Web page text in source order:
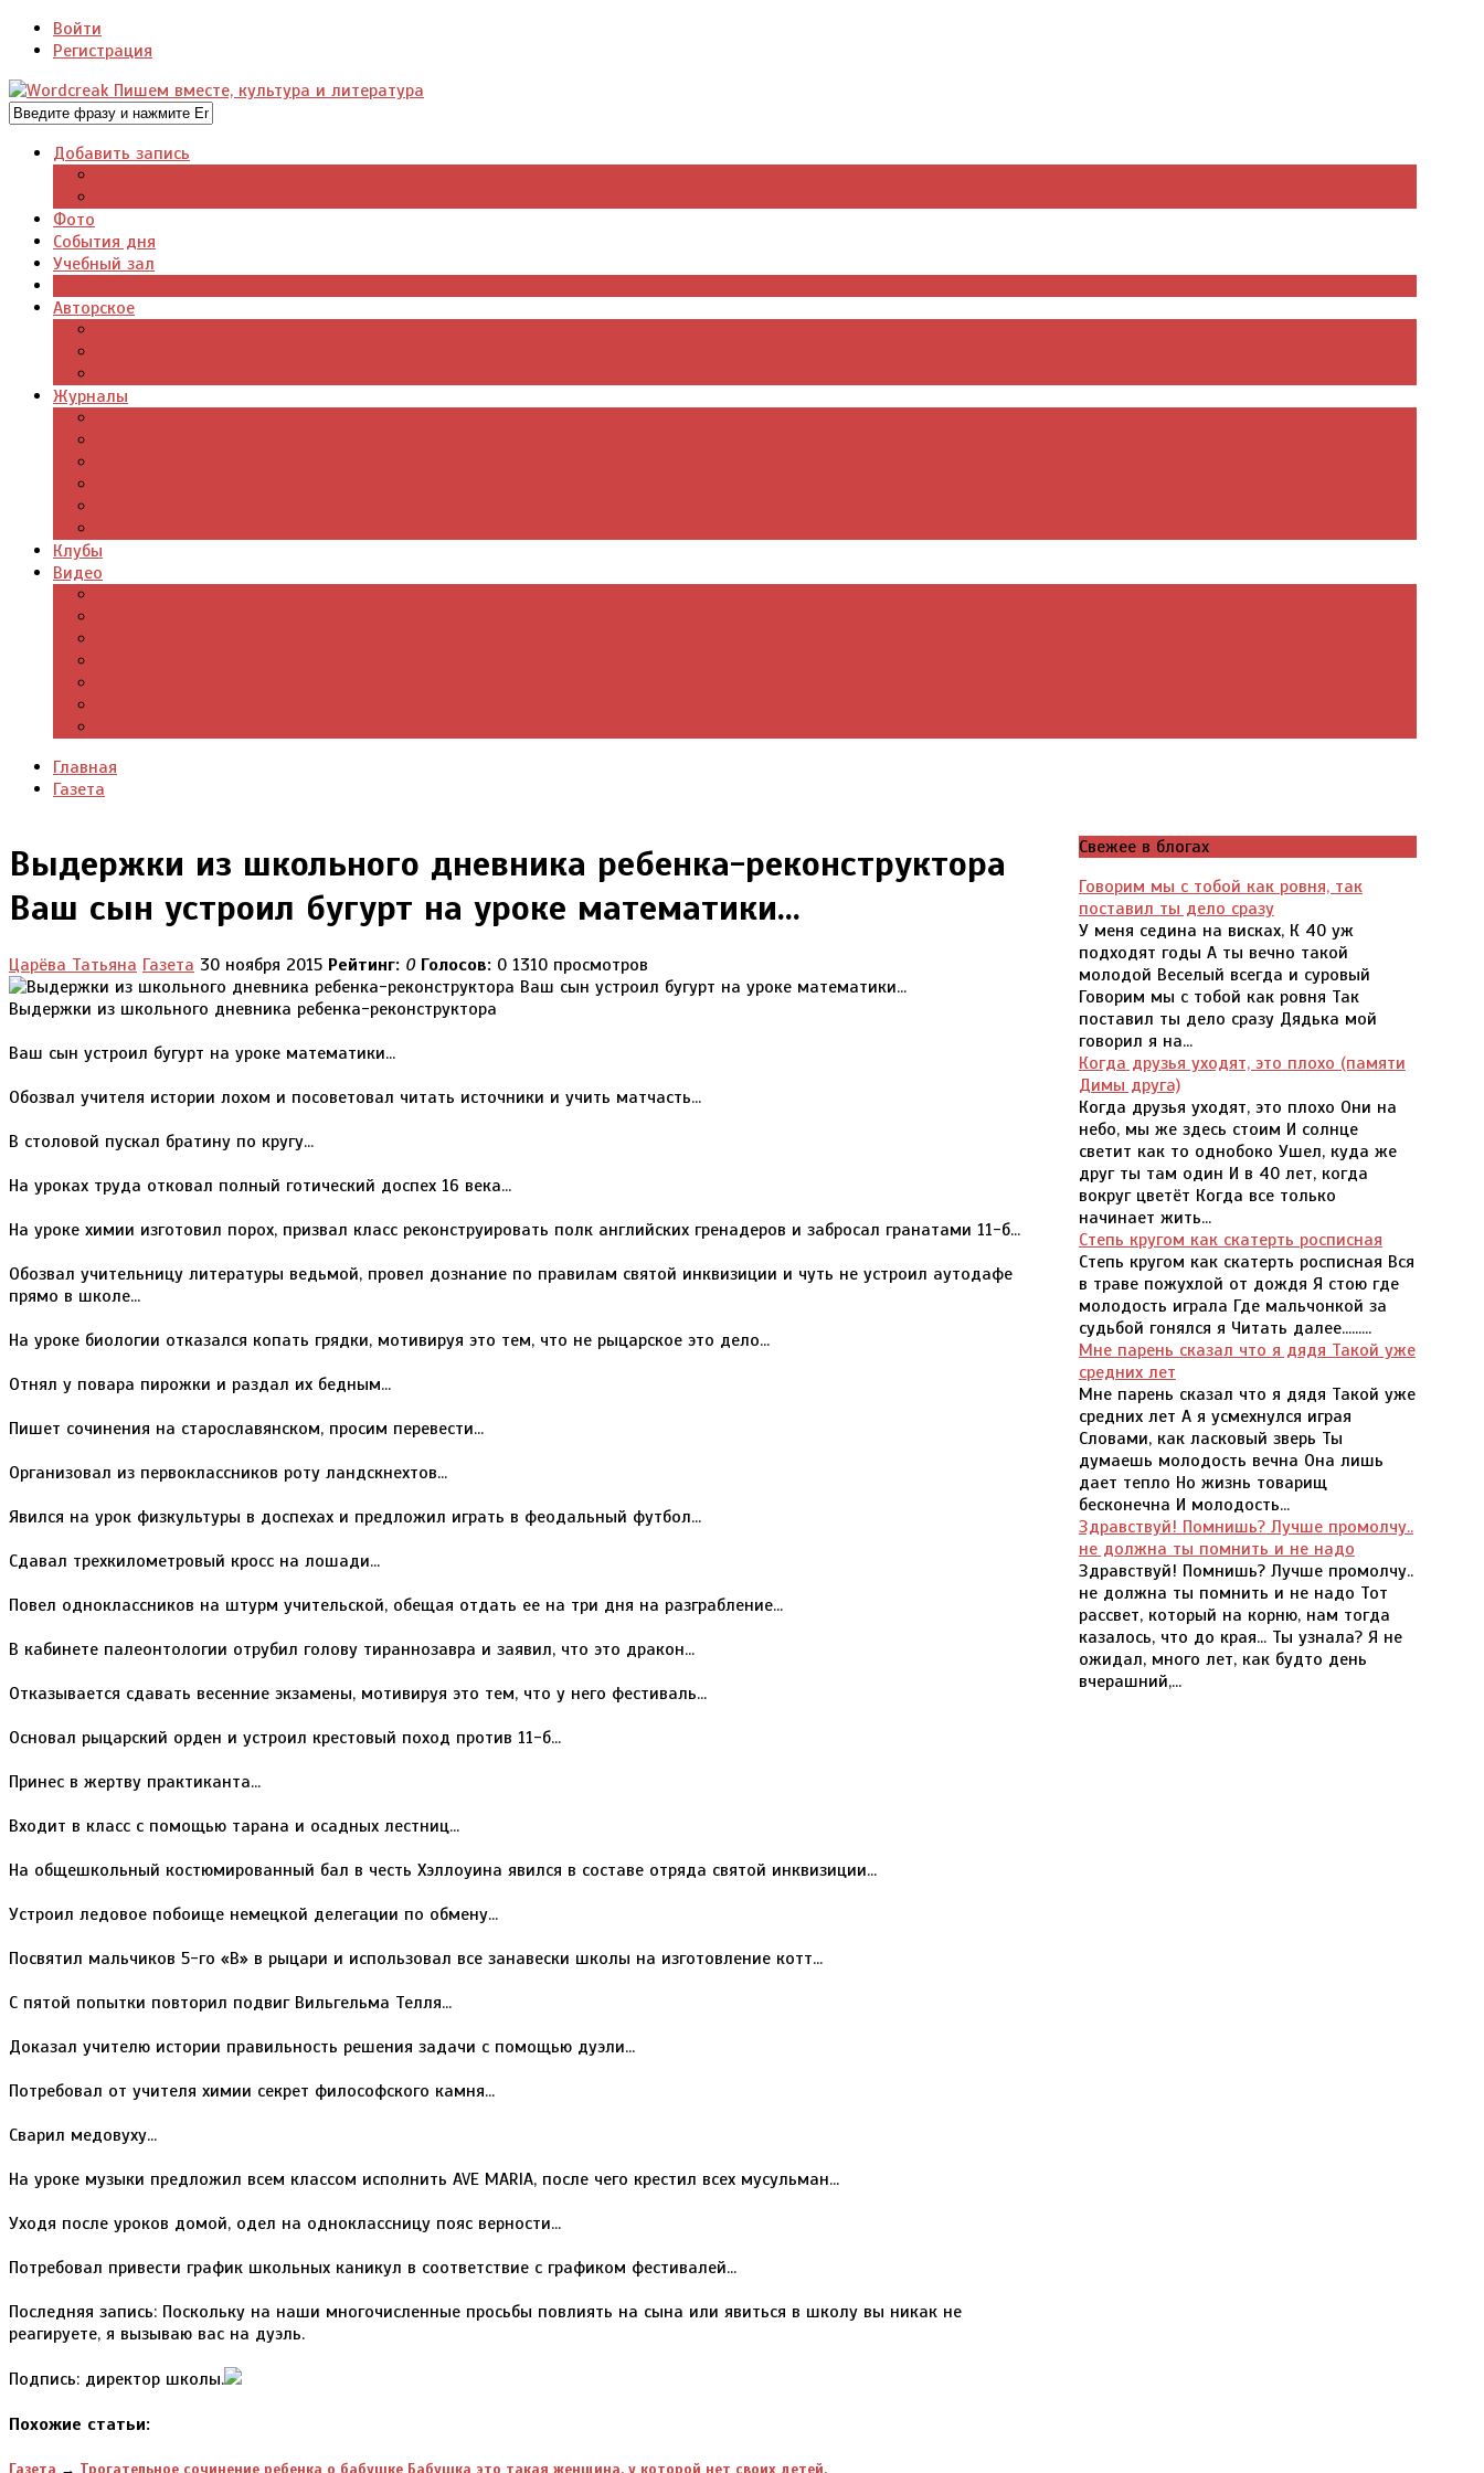
Войти
Регистрация
Добавить запись
Фото
События дня
Учебный зал
Авторское
Журналы
Клубы
Видео
Главная
Газета
Выдержки из школьного дневника ребенка-реконструктора
Ваш сын устроил бугурт на уроке математики...
Царёва Татьяна Газета 30 ноября 2015 Рейтинг: 0 Голосов: 0 1310 просмотров
Выдержки из школьного дневника ребенка-реконструктора
Ваш сын устроил бугурт на уроке математики...
Обозвал учителя истории лохом и посоветовал читать источники и учить матчасть...
В столовой пускал братину по кругу...
На уроках труда отковал полный готический доспех 16 века...
На уроке химии изготовил порох, призвал класс реконструировать полк английских гренадеров и забросал гранатами 11-б...
Обозвал учительницу литературы ведьмой, провел дознание по правилам святой инквизиции и чуть не устроил аутодафе
прямо в школе...
На уроке биологии отказался копать грядки, мотивируя это тем, что не рыцарское это дело...
Отнял у повара пирожки и раздал их бедным...
Пишет сочинения на старославянском, просим перевести...
Организовал из первоклассников роту ландскнехтов...
Явился на урок физкультуры в доспехах и предложил играть в феодальный футбол...
Сдавал трехкилометровый кросс на лошади...
Повел одноклассников на штурм учительской, обещая отдать ее на три дня на разграбление...
В кабинете палеонтологии отрубил голову тираннозавра и заявил, что это дракон...
Отказывается сдавать весенние экзамены, мотивируя это тем, что у него фестиваль...
Основал рыцарский орден и устроил крестовый поход против 11-б...
Принес в жертву практиканта...
Входит в класс с помощью тарана и осадных лестниц...
На общешкольный костюмированный бал в честь Хэллоуина явился в составе отряда святой инквизиции...
Устроил ледовое побоище немецкой делегации по обмену...
Посвятил мальчиков 5-го «В» в рыцари и использовал все занавески школы на изготовление котт...
С пятой попытки повторил подвиг Вильгельма Телля...
Доказал учителю истории правильность решения задачи с помощью дуэли...
Потребовал от учителя химии секрет философского камня...
Сварил медовуху...
На уроке музыки предложил всем классом исполнить AVE MARIA, после чего крестил всех мусульман...
Уходя после уроков домой, одел на одноклассницу пояс верности...
Потребовал привести график школьных каникул в соответствие с графиком фестивалей...
Последняя запись: Поскольку на наши многочисленные просьбы повлиять на сына или явиться в школу вы никак не
реагируете, я вызываю вас на дуэль.
Подпись: директор школы.
Похожие статьи:
Свежее в блогах
Говорим мы с тобой как ровня, так
поставил ты дело сразу
У меня седина на висках, К 40 уж
подходят годы А ты вечно такой
молодой Веселый всегда и суровый
Говорим мы с тобой как ровня Так
поставил ты дело сразу Дядька мой
говорил я на...
Когда друзья уходят, это плохо (памяти
Димы друга)
Когда друзья уходят, это плохо Они на
небо, мы же здесь стоим И солнце
светит как то однобоко Ушел, куда же
друг ты там один И в 40 лет, когда
вокруг цветёт Когда все только
начинает жить...
Степь кругом как скатерть росписная
Степь кругом как скатерть росписная Вся
в траве пожухлой от дождя Я стою где
молодость играла Где мальчонкой за
судьбой гонялся я Читать далее.........
Мне парень сказал что я дядя Такой уже
средних лет
Мне парень сказал что я дядя Такой уже
средних лет А я усмехнулся играя
Словами, как ласковый зверь Ты
думаешь молодость вечна Она лишь
дает тепло Но жизнь товарищ
бесконечна И молодость...
Здравствуй! Помнишь? Лучше промолчу..
не должна ты помнить и не надо
Здравствуй! Помнишь? Лучше промолчу..
не должна ты помнить и не надо Тот
рассвет, который на корню, нам тогда
казалось, что до края... Ты узнала? Я не
ожидал, много лет, как будто день
вчерашний,...